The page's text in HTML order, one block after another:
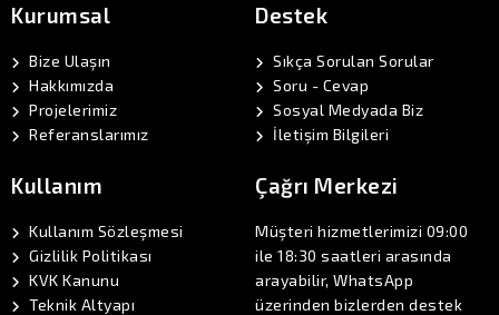
Kurumsal
Bize Ulaşın
Hakkımızda
Projelerimiz
Referanslarımız
Destek
Sıkça Sorulan Sorular
Soru - Cevap
Sosyal Medyada Biz
İletişim Bilgileri
Kullanım
Kullanım Sözleşmesi
Gizlilik Politikası
KVK Kanunu
Teknik Altyapı
Çağrı Merkezi
Müşteri hizmetlerimizi 09:00
ile 18:30 saatleri arasında
arayabilir, WhatsApp
üzerinden bizlerden destek